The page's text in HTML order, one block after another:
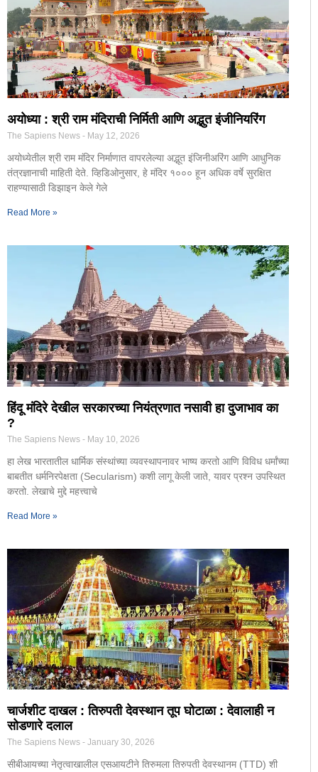
अयोध्या : श्री राम मंदिराची निर्मिती आणि अद्भुत इंजीनियरिंग
The Sapiens News May 12, 2026
अयोध्येतील श्री राम मंदिर निर्माणात वापरलेल्या अद्भूत इंजिनीअरिंग आणि आधुनिक
तंत्रज्ञानाची माहिती देते. व्हिडिओनुसार, हे मंदिर १००० हून अधिक वर्षे सुरक्षित
राहण्यासाठी डिझाइन केले गेले
Read More »
हिंदू मंदिरे देखील सरकारच्या नियंत्रणात नसावी हा दुजाभाव का
?
The Sapiens News May 10, 2026
हा लेख भारतातील धार्मिक संस्थांच्या व्यवस्थापनावर भाष्य करतो आणि विविध धर्मांच्या
बाबतीत धर्मनिरपेक्षता (Secularism) कशी लागू केली जाते, यावर प्रश्न उपस्थित
करतो. लेखाचे मुद्दे महत्त्वाचे
Read More »
चार्जशीट दाखल : तिरुपती देवस्थान तूप घोटाळा : देवालाही न
सोडणारे दलाल
The Sapiens News January 30, 2026
सीबीआयच्या नेतृत्वाखालील एसआयटीने तिरुमला तिरुपती देवस्थानम (TTD) शी